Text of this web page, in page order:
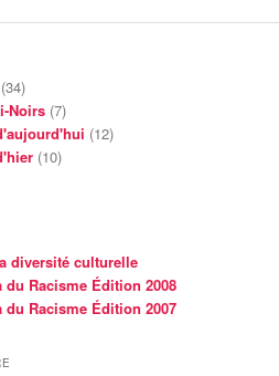
(34)
Noirs (7)
(12)
(10)
diversité culturelle
Racisme Édition 2008
Racisme Édition 2007